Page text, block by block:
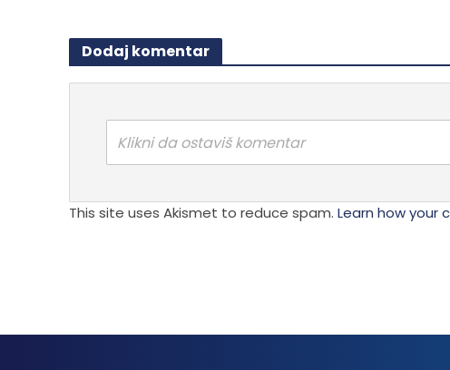
Dodaj komentar
Klikni da ostaviš komentar
This site uses Akismet to reduce spam. Learn how your